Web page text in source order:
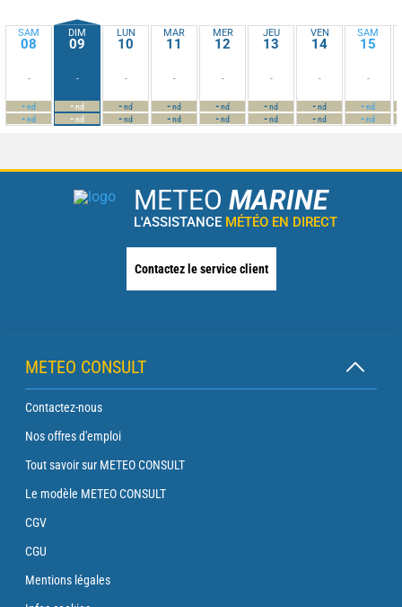
SAM
08
-
-nd
-nd
DIM
09
-
-nd
-nd
LUN
10
-
-nd
-nd
MAR
11
-
-nd
-nd
MER
12
-
-nd
-nd
JEU
13
-
-nd
-nd
VEN
14
-
-nd
-nd
SAM
15
-
-nd
-nd
METEO MARINE
L'ASSISTANCE MÉTÉO EN DIRECT
Contactez le service client
METEO CONSULT
Contactez-nous
Nos offres d'emploi
Tout savoir sur METEO CONSULT
Le modèle METEO CONSULT
CGV
CGU
Mentions légales